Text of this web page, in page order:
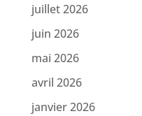
juillet 2026
juin 2026
mai 2026
avril 2026
janvier 2026